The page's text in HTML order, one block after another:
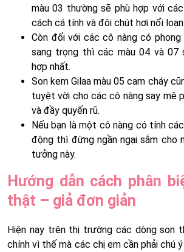
màu 03 thường sẽ phù hợp với
cách cá tính và đôi chút hơi nổi loạn.
Còn đối với các cô nàng có phong
sang trọng thì các màu 04 và 07
hợp nhất.
Son kem Gilaa màu 05 cam cháy
tuyệt vời cho các cô nàng say mê
và đầy quyến rũ.
Nếu bạn là một cô nàng có tính
động thì đừng ngần ngại sắm cho
tưởng này.
Hướng dẫn cách phân
thật – giả đơn giản
Hiện nay trên thị trường các dòng son
chính vì thế mà các chị em cần phải chú